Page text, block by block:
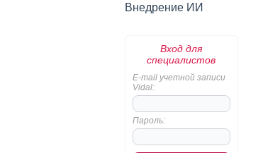
Внедрение ИИ
Вход для
специалистов
E-mail учетной записи
Vidal:
Пароль: